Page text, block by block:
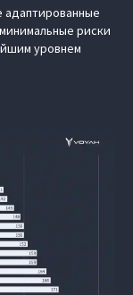
адаптированные
риски
уровнем